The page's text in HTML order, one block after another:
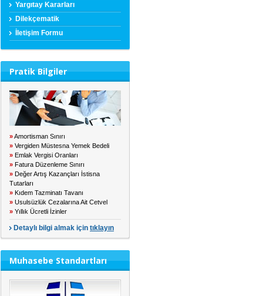
Yargıtay Kararları
Dilekçematik
İletişim Formu
Pratik Bilgiler
»Amortisman Sınırı
» Vergiden Müstesna Yemek Bedeli
» Emlak Vergisi Oranları
» Fatura Düzenleme Sınırı
» Değer Artış Kazançları İstisna
Tutarları
» Kıdem Tazminatı Tavanı
» Usulsüzlük Cezalarına Ait Cetvel
» Yıllık Ücretli İzinler
Detaylı bilgi almak için tıklayın
Muhasebe Standartları